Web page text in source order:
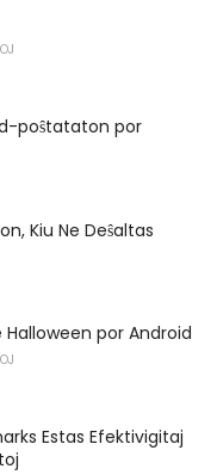
poŝtataton por
Kiu Ne Deŝaltas
Halloween por Android
Estas Efektivigitaj